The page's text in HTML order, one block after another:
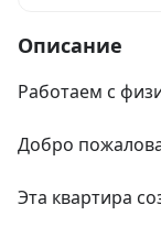
Описание
Работаем с
Добро
Эта квартира